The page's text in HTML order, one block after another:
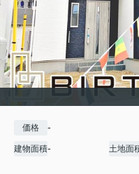
価格 -
建物面積- 土地面